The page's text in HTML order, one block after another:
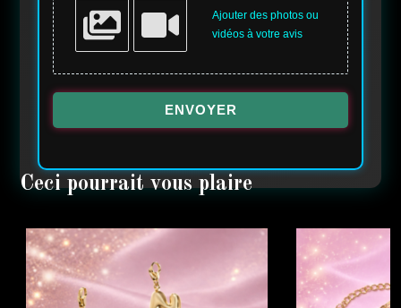
Ajouter des photos ou
vidéos à votre avis
ENVOYER